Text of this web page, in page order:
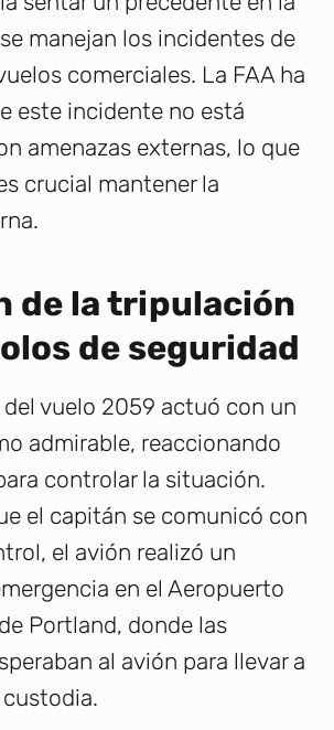
manejan los incidentes de
comerciales. La FAA ha
este incidente no está
amenazas externas, lo que
crucial mantener la
de la tripulación
de seguridad
vuelo 2059 actuó con un
admirable, reaccionando
controlar la situación.
el capitán se comunicó con
el avión realizó un
en el Aeropuerto
Portland, donde las
al avión para llevar a